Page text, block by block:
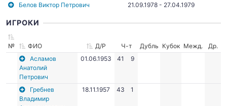
Белов Виктор Петрович
21.09.1978 - 27.04.1979
ИГРОКИ
№ ФИО Д/Р Ч-т Дубль Кубок Межд.
Др.
Асламов
Анатолий
Петрович
01.06.1953 41 9
Гребнев
Владимир
18.11.1957 43 1